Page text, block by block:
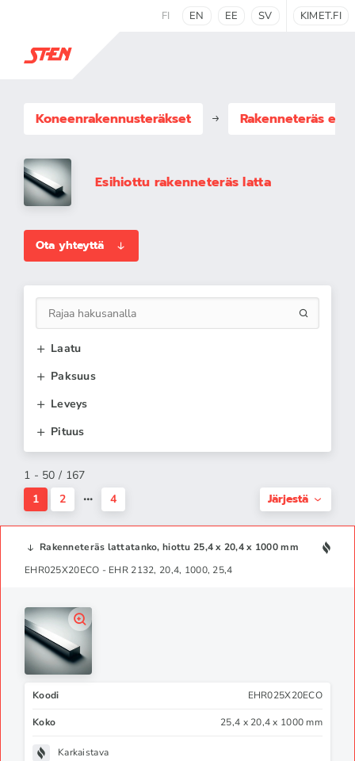
FI EN EE SV KIMET.FI
Koneenrakennus­teräkset Rakenneteräs
Esihiottu rakenneteräs latta
Ota yhteyttä
Laatu
Paksuus
Leveys
Pituus
1 - 50 / 167
1
2 4 Järjestä
Rakenneteräs lattatanko, hiottu 25,4 x 20,4 x 1000 mm
EHR025X20ECO - EHR 2132, 20,4, 1000, 25,4
Koodi EHR025X20ECO
Koko 25,4 x 20,4 x 1000 mm
Karkaistava